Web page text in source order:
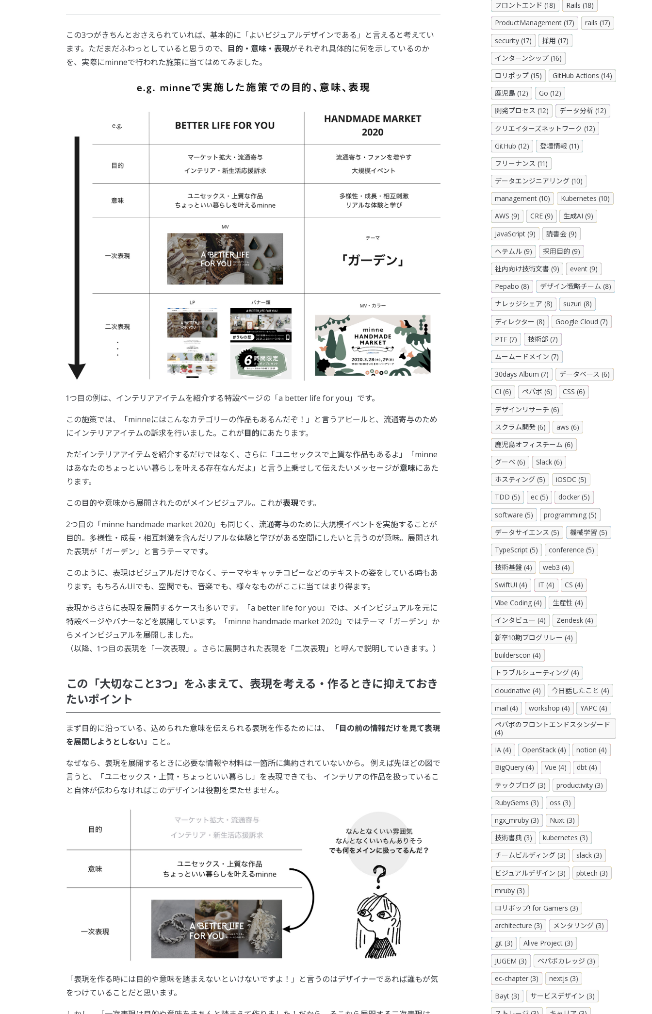
この3つがきちんとおさえられていれば、基本的に「よいビジュアルデザインである」と言えると考えてい
ます。ただまだふわっとしていると思うので、 目的・意味・表現がそれぞれ具体的に何を示しているのか
を、実際にminneで行われた施策に当てはめてみました。
1つ目の例は、インテリアアイテムを紹介する特設ページの「a better life for you」です。
この施策では、「minneにはこんなカテゴリーの作品もあるんだぞ！」と言うアピールと、流通寄与のため
にインテリアアイテムの訴求を行いました。これが目的にあたります。
ただインテリアアイテムを紹介するだけではなく、さらに「ユニセックスで上質な作品もあるよ」「minne
はあなたのちょっといい暮らしを叶える存在なんだよ」と言う上乗せして伝えたいメッセージが意味にあた
ります。
この目的や意味から展開されたのがメインビジュアル。これが表現です。
2つ目の「minne handmade market 2020」も同じく、流通寄与のために大規模イベントを実施することが
目的。多様性・成長・相互刺激を含んだリアルな体験と学びがある空間にしたいと言うのが意味。展開され
た表現が「ガーデン」と言うテーマです。
このように、表現はビジュアルだけでなく、テーマやキャッチコピーなどのテキストの姿をしている時もあ
ります。もちろんUIでも、空間でも、音楽でも、様々なものがここに当てはまり得ます。
表現からさらに表現を展開するケースも多いです。「a better life for you」では、メインビジュアルを元に
特設ページやバナーなどを展開しています。「minne handmade market 2020」ではテーマ「ガーデン」か
らメインビジュアルを展開しました。
（以降、1つ目の表現を「一次表現」。さらに展開された表現を「二次表現」と呼んで説明していきます。）
この「大切なこと3つ」をふまえて、表現を考える・作るときに抑えておき
たいポイント
まず目的に沿っている、込められた意味を伝えられる表現を作るためには、
「目の前の情報だけを見て表現
を展開しようとしない」 こと。
なぜなら、表現を展開するときに必要な情報や材料は一箇所に集約されていないから。 例えば先ほどの図で
言うと、「ユニセックス・上質・ちょっといい暮らし」を表現できても、 インテリアの作品を扱っているこ
と自体が伝わらなければこのデザインは役割を果たせません。
「表現を作る時には目的や意味を踏まえないといけないですよ！」と言うのはデザイナーであれば誰もが気
をつけていることだと思います。
フロントエンド (18)
Rails (18)
ProductManagement (17)
rails (17)
security (17)
採用 (17)
インターンシップ (16)
ロリポップ (15)
GitHub Actions (14)
鹿児島 (12)
Go (12)
開発プロセス (12)
データ分析 (12)
クリエイターズネットワーク (12)
GitHub (12)
登壇情報 (11)
フリーナンス (11)
データエンジニアリング (10)
management (10)
Kubernetes (10)
AWS (9)
CRE (9)
生成AI (9)
JavaScript (9)
読書会 (9)
ヘテムル (9)
採用目的 (9)
社内向け技術文書 (9)
event (9)
Pepabo (8)
デザイン戦略チーム (8)
ナレッジシェア (8)
suzuri (8)
ディレクター (8)
Google Cloud (7)
PTF (7)
技術部 (7)
ムームードメイン (7)
30days Album (7)
データベース (6)
CI (6)
ペパボ (6)
CSS (6)
デザインリサーチ (6)
スクラム開発 (6)
aws (6)
鹿児島オフィスチーム (6)
グーペ (6)
Slack (6)
ホスティング (5)
iOSDC (5)
TDD (5)
ec (5)
docker (5)
software (5)
programming (5)
データサイエンス (5)
機械学習 (5)
TypeScript (5)
conference (5)
技術基盤 (4)
web3 (4)
SwiftUI (4)
IT (4)
CS (4)
Vibe Coding (4)
生産性 (4)
インタビュー (4)
Zendesk (4)
新卒10期ブログリレー (4)
builderscon (4)
トラブルシューティング (4)
cloudnative (4)
今日話したこと (4)
mail (4)
workshop (4)
YAPC (4)
ペパボのフロントエンドスタンダード
(4)
IA (4)
OpenStack (4)
notion (4)
BigQuery (4)
Vue (4)
dbt (4)
テックブログ (3)
productivity (3)
RubyGems (3)
oss (3)
ngx_mruby (3)
Nuxt (3)
技術書典 (3)
kubernetes (3)
チームビルディング (3)
slack (3)
ビジュアルデザイン (3)
pbtech (3)
mruby (3)
ロリポップ! for Gamers (3)
architecture (3)
メンタリング (3)
git (3)
Alive Project (3)
JUGEM (3)
ペパボカレッジ (3)
ec-chapter (3)
nextjs (3)
Bayt (3)
サービスデザイン (3)